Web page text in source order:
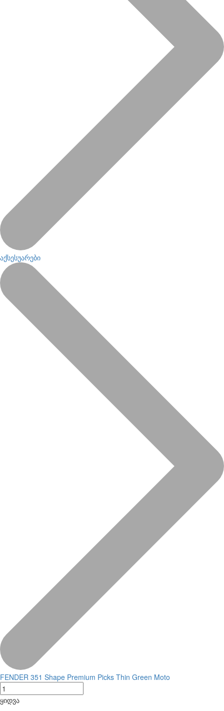
აქსესუარები
FENDER 351 Shape Premium Picks Thin Green Moto
ყიდვა